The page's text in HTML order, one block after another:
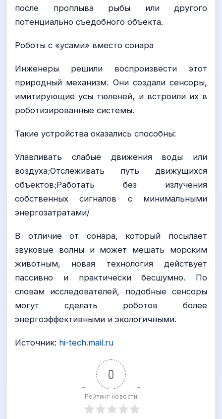
после проплыва рыбы или другого
потенциально съедобного объекта.
Роботы с «усами» вместо сонара
Инженеры решили воспроизвести этот
природный механизм. Они создали сенсоры,
имитирующие усы тюленей, и встроили их в
роботизированные системы.
Такие устройства оказались способны:
Улавливать слабые движения воды или
воздуха;Отслеживать путь движущихся
объектов;Работать без излучения
собственных сигналов с минимальными
энергозатратами/
В отличие от сонара, который посылает
звуковые волны и может мешать морским
животным, новая технология действует
пассивно и практически бесшумно. По
словам исследователей, подобные сенсоры
могут сделать роботов более
энергоэффективными и экологичными.
Источник: hi-tech.mail.ru
0
Рейтинг новости